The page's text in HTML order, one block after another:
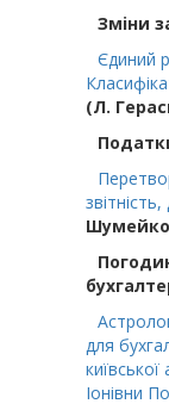
Змiни
Єдиний
(Л.
для
Іонівни